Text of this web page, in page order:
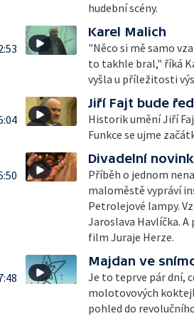
hudební scény.
Karel Malich
"Něco si mě samo
to takhle bral," říká
vyšla u příležitosti
Jiří Fajt bude
Historik umění Jiří
Funkce se ujme
Divadelní
Příběh o jednom
maloměstě vypráví
Petrolejové lampy.
Jaroslava Havlíčka.
film Juraje Herze.
Majdan ve
Je to teprve pár dní,
molotovových
pohled do